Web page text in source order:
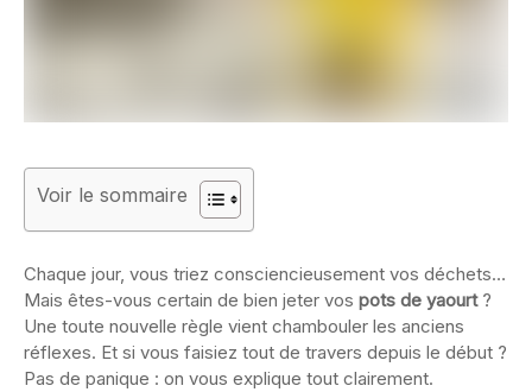
Voir le sommaire
Chaque jour, vous triez consciencieusement vos déchets…
Mais êtes-vous certain de bien jeter vos pots de yaourt?
Une toute nouvelle règle vient chambouler les anciens
réflexes. Et si vous faisiez tout de travers depuis le début ?
Pas de panique : on vous explique tout clairement.